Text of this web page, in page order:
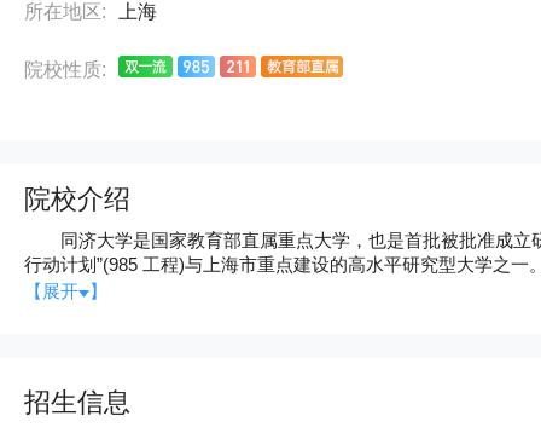
所在地区: 上海
院校性质:
院校介绍
同济大学是国家教育部直属重点大学，也是首批被批准成立
行动计划”(985 工程)与上海市重点建设的高水平研究型大学之
法、经(济)、管(理)、哲、教(育)9 大门类的研究型、综合性
人，其中有中科院院士 6 人、工程院院士 7 人，具有各类高级
家重要的科研中心之一，学校设有国家、省部级重点实验室和
【展开 】
招生信息